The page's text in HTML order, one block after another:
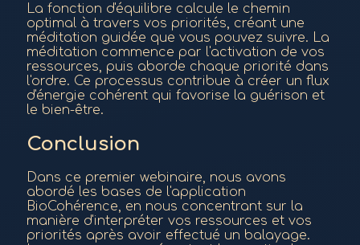
La fonction d'équilibre calcule le chemin
optimal à travers vos priorités, créant une
méditation guidée que vous pouvez suivre. La
méditation commence par l'activation de vos
ressources, puis aborde chaque priorité dans
l'ordre. Ce processus contribue à créer un flux
d'énergie cohérent qui favorise la guérison et
le bien-être.
Conclusion
Dans ce premier webinaire, nous avons
abordé les bases de l'application
BioCohérence, en nous concentrant sur la
manière d'interpréter vos ressources et vos
priorités après avoir effectué un balayage.